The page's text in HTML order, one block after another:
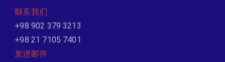
联系我们
+98 902 379 3213
+98 21 7105 7401
发送邮件